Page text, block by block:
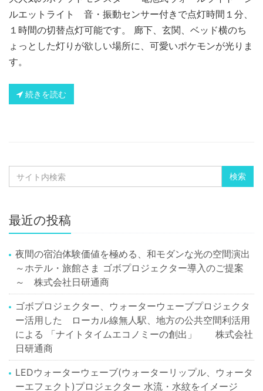
ルエットライト 音・振動センサー付きで点灯時間１分、
１時間の切替点灯可能です。 廊下、玄関、ベッド横のち
ょっとした灯りが欲しい場所に、可愛いポケモンが光りま
す。
続きを読む
最近の投稿
夜間の宿泊体験価値を極める、和モダンな光の空間演出
～ホテル・旅館さま ゴボプロジェクター導入のご提案
～ 株式会社日研通商
ゴボプロジェクター、ウォーターウェーブプロジェクタ
ー活用した ローカル線無人駅、地方の公共空間利活用
による 「ナイトタイムエコノミーの創出」 株式会社
日研通商
LEDウォーターウェーブ(ウォーターリップル、ウォータ
ーエフェクト)プロジェクター 水流・水紋をイメージ